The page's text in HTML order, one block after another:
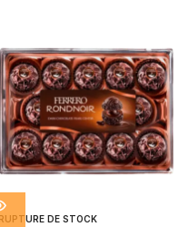
RUPTURE DE STOCK